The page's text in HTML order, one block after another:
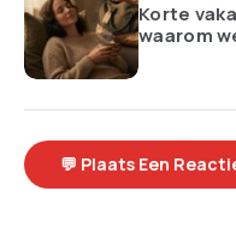
Korte
waarom
💬 Plaats Een